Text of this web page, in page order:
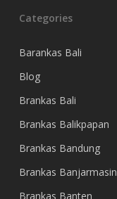
Categories
Barankas Bali
Blog
Brankas Bali
Brankas Balikpapan
Brankas Bandung
Brankas Banjarmasin
Brankas Banten